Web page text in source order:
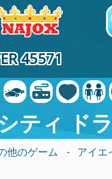
45571
ティ ド
他のゲーム
- アイエ